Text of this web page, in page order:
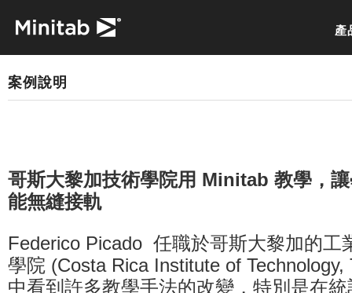
產
案例說明
哥斯大黎加技術學院用 Minitab 教學，
能無縫接軌
Federico Picado 任職於哥斯大黎加的工
學院 (Costa Rica Institute of
中看到許多教學手法的改變，特別是在